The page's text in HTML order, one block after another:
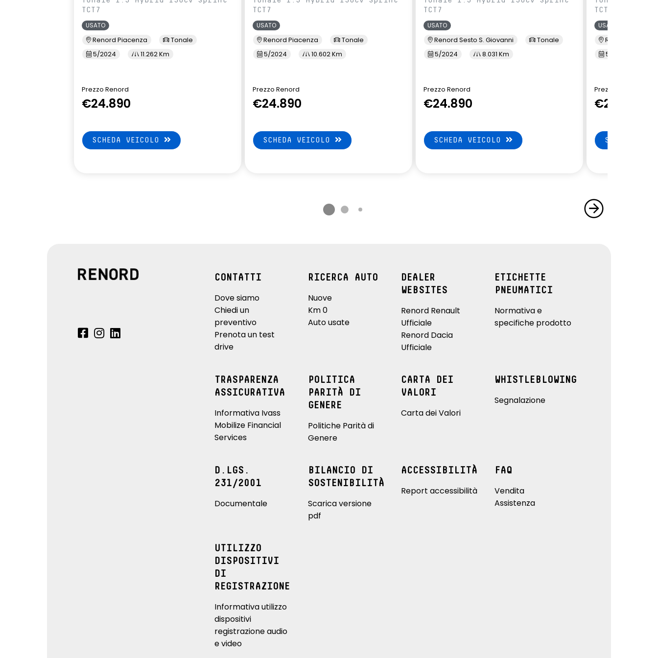
TCT7
USATO
Renord Piacenza
Tonale
5/2024
11.262 Km
Prezzo Renord
€24.890
SCHEDA VEICOLO
TCT7
USATO
Renord Piacenza
Tonale
5/2024
10.602 Km
Prezzo Renord
€24.890
SCHEDA VEICOLO
TCT7
USATO
Renord Sesto S. Giovanni
Tonale
5/2024
8.031 Km
Prezzo Renord
€24.890
SCHEDA VEICOLO
TCT7
USATO
Renord
5/2024
Prezzo Renord
€24.890
SCHEDA
CONTATTI
Dove siamo
Chiedi un
preventivo
Prenota un test
drive
RICERCA AUTO
Nuove
Km 0
Auto usate
DEALER
WEBSITES
Renord Renault
Ufficiale
Renord Dacia
Ufficiale
ETICHETTE
PNEUMATICI
Normativa e
specifiche prodotto
TRASPARENZA
ASSICURATIVA
Informativa Ivass
Mobilize Financial
Services
POLITICA
PARITÀ DI
GENERE
Politiche Parità di
Genere
CARTA DEI
VALORI
Carta dei Valori
WHISTLEBLOWING
Segnalazione
D.LGS.
231/2001
Documentale
BILANCIO DI
SOSTENIBILITÀ
Scarica versione
pdf
ACCESSIBILITÀ
Report accessibilità
FAQ
Vendita
Assistenza
UTILIZZO
DISPOSITIVI
DI
REGISTRAZIONE
Informativa utilizzo
dispositivi
registrazione audio
e video